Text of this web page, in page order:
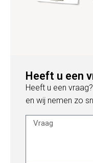
Heeft u een
Heeft u een
en wij nemen zo